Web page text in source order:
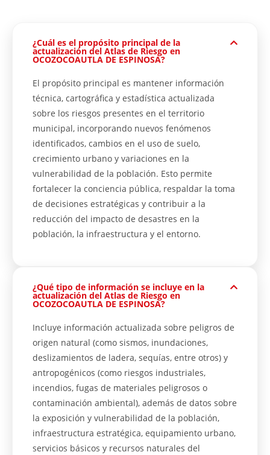
¿Cuál es el propósito principal de la
actualización del Atlas de Riesgo en
OCOZOCOAUTLA DE ESPINOSA?
El propósito principal es mantener información
técnica, cartográfica y estadística actualizada
sobre los riesgos presentes en el territorio
municipal, incorporando nuevos fenómenos
identificados, cambios en el uso de suelo,
crecimiento urbano y variaciones en la
vulnerabilidad de la población. Esto permite
fortalecer la conciencia pública, respaldar la toma
de decisiones estratégicas y contribuir a la
reducción del impacto de desastres en la
población, la infraestructura y el entorno.
¿Qué tipo de información se incluye en la
actualización del Atlas de Riesgo en
OCOZOCOAUTLA DE ESPINOSA?
Incluye información actualizada sobre peligros de
origen natural (como sismos, inundaciones,
deslizamientos de ladera, sequías, entre otros) y
antropogénicos (como riesgos industriales,
incendios, fugas de materiales peligrosos o
contaminación ambiental), además de datos sobre
la exposición y vulnerabilidad de la población,
infraestructura estratégica, equipamiento urbano,
servicios básicos y recursos naturales del